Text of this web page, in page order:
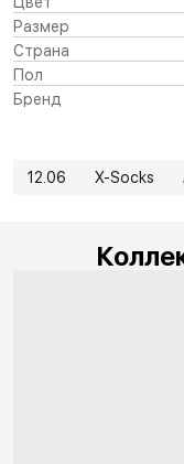
Размер
Страна
Пол
Бренд
12.06 X-Socks